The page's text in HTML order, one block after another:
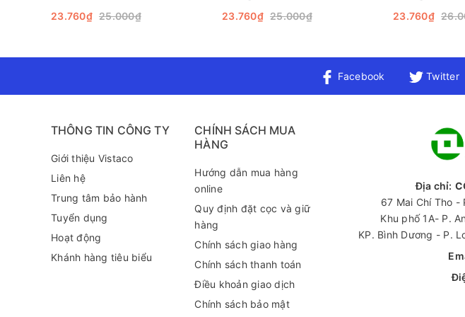
mặt thô ráp. Ví dụ thực tế có thể thấy như việc sử dụng để cố định dây điện trên
Băng keo vải 4,8cm 10mét đỏ
23.760₫ 25.000₫
23.760₫ 25.000₫
23.760₫
Facebook Twitter
THÔNG TIN CÔNG TY
Giới thiệu Vistaco
Liên hệ
Trung tâm bảo hành
Tuyển dụng
Hoạt động
Khánh hàng tiêu biểu
CHÍNH SÁCH MUA
HÀNG
Hướng dẫn mua hàng
online
Quy định đặt cọc và giữ
hàng
Chính sách giao hàng
Chính sách thanh toán
Điều khoản giao dịch
Chính sách bảo mật
Địa chỉ:
67 Mai Chí Tho -
Khu phố 1A- P.
KP. Bình Dương - P.